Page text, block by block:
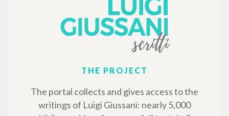
THE PROJECT
The portal collects and gives access to the
writings of Luigi Giussani: nearly 5,000